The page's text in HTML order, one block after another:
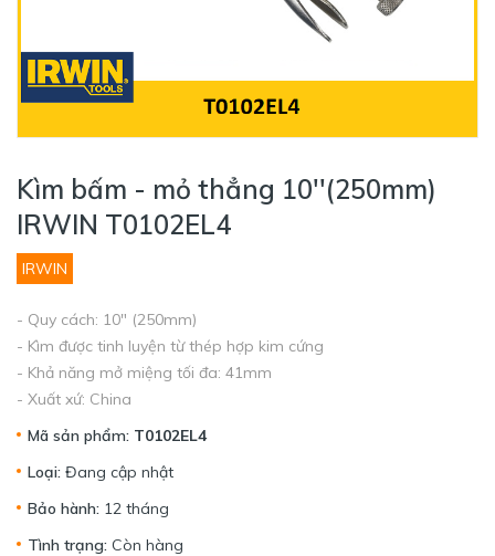
Kìm bấm - mỏ thẳng 10''(250mm)
IRWIN T0102EL4
IRWIN
- Quy cách: 10" (250mm)
- Kìm được tinh luyện từ thép hợp kim cứng
- Khả năng mở miệng tối đa: 41mm
- Xuất xứ: China
Mã sản phẩm: T0102EL4
Loại: Đang cập nhật
Bảo hành: 12 tháng
Tình trạng: Còn hàng